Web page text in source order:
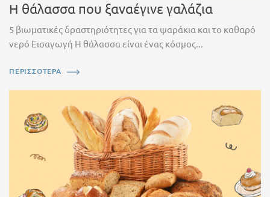
Η θάλασσα που ξαναέγινε γαλάζια
5 βιωματικές δραστηριότητες για τα ψαράκια και το καθαρό
νερό Εισαγωγή Η θάλασσα είναι ένας κόσμος...
ΠΕΡΙΣΣΟΤΕΡΑ